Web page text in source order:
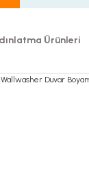
Ürünleri